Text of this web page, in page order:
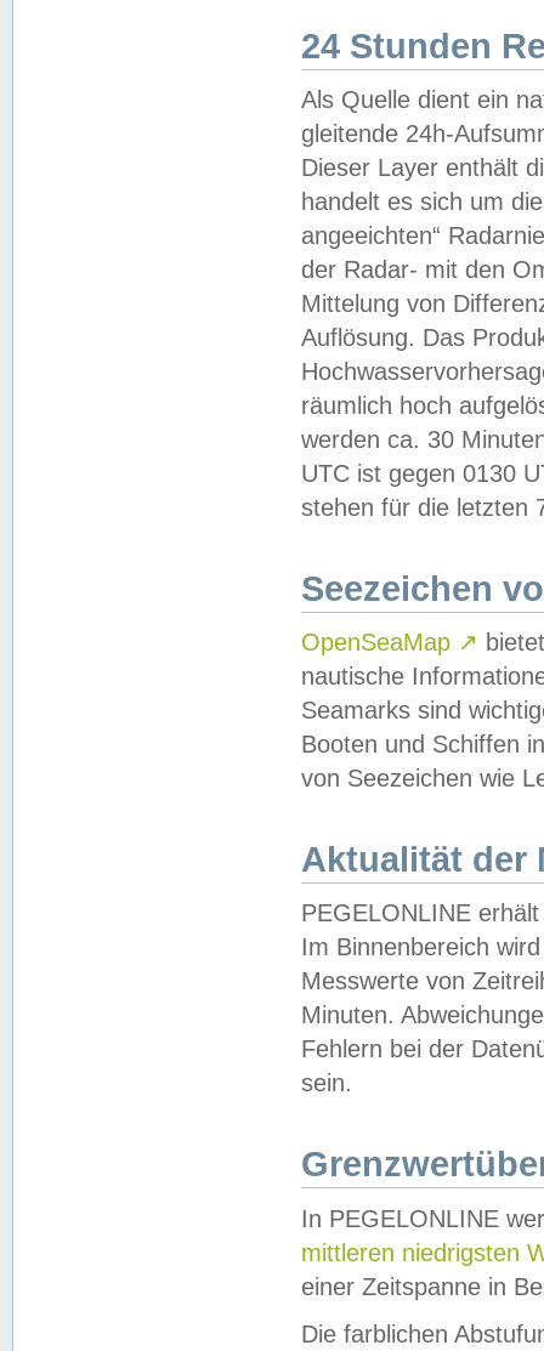
24 Stunden
Als Quelle dient ein
gleitende 24h-
Dieser Layer enthält
handelt es sich um
angeeichten“
der Radar- mit den
Mittelung von
Auflösung. Das
räumlich hoch
werden ca. 30
UTC ist gegen 0130
stehen für die letzten
Seezeichen
OpenSeaMap ↗
nautische
Seamarks sind
Booten und Schiffen
von Seezeichen wie
Aktualität der
PEGELONLINE
Im Binnenbereich
Messwerte von
Minuten.
Fehlern bei der
sein.
In PEGELONLINE
mittleren niedrigsten
einer Zeitspanne in
Die farblichen